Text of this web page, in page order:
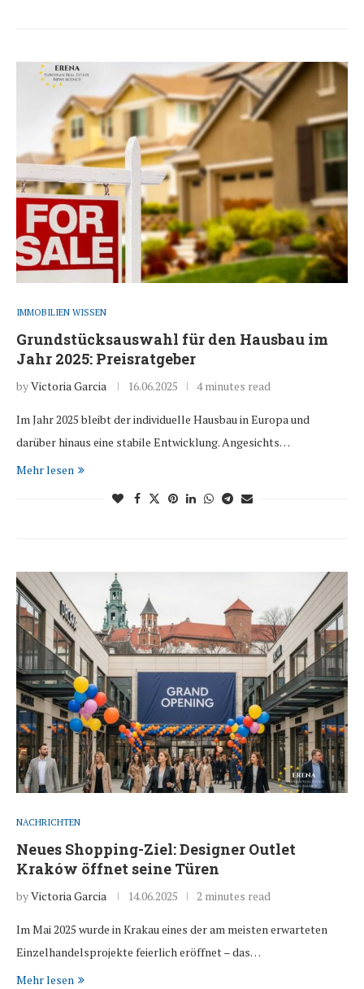
IMMOBILIEN WISSEN
Grundstücksauswahl für den Hausbau im
Jahr 2025: Preisratgeber
byVictoria Garcia 16.06.2025 4 minutes read
Im Jahr 2025 bleibt der individuelle Hausbau in Europa und
darüber hinaus eine stabile Entwicklung. Angesichts…
Mehr lesen
NACHRICHTEN
Neues Shopping-Ziel: Designer Outlet
Kraków öffnet seine Türen
byVictoria Garcia 14.06.2025 2 minutes read
Im Mai 2025 wurde in Krakau eines der am meisten erwarteten
Einzelhandelsprojekte feierlich eröffnet – das…
Mehr lesen